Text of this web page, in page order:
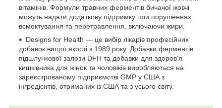
вітамінів. Формули травних ферментів бичачої жовчі
можуть надати додаткову підтримку при порушеннях
всмоктування та перетравлення, включаючи жири.
Designs for Health — це вибір лікарів професійних
добавок вищої якості з 1989 року. Добавки ферментів
підшлункової залози DFH та добавки для здоров'я
кишківника для жінок та чоловіків виробляються на
зареєстрованому підприємстві GMP у США з
інгредієнтів, отриманих із США та з усього світу.